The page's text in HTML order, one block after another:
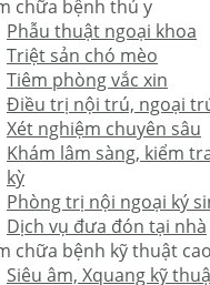
chữa bệnh thú y
Phẫu thuật ngoại khoa
Triệt sản chó mèo
Tiêm phòng vắc xin
Điều trị nội trú, ngoại
Xét nghiệm chuyên sâu
Khám lâm sàng, kiểm
kỳ
Phòng trị nội ngoại ký
Dịch vụ đưa đón tại nhà
chữa bệnh kỹ thuật cao
Siêu âm, Xquang kỹ